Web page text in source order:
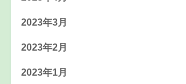
2023年3月
2023年2月
2023年1月